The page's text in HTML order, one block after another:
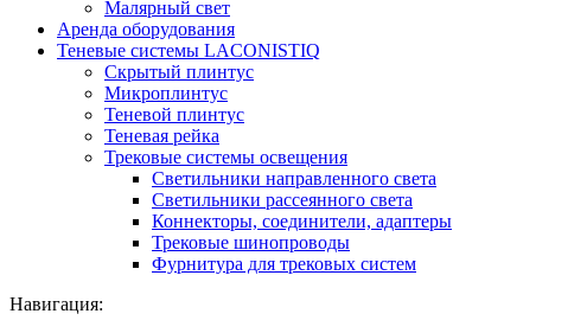
Малярный свет
Аренда оборудования
Теневые системы LACONISTIQ
Скрытый плинтус
Микроплинтус
Теневой плинтус
Теневая рейка
Трековые системы освещения
Светильники направленного света
Светильники рассеянного света
Коннекторы, соединители, адаптеры
Трековые шинопроводы
Фурнитура для трековых систем
Навигация: